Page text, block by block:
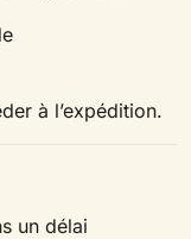
à l’expédition.
un délai